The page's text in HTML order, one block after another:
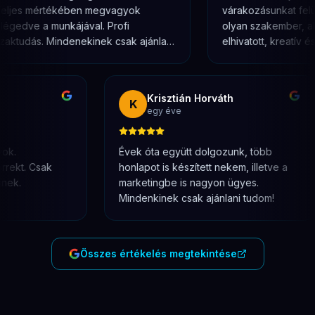
mértékében megvagyok
a munkájával. Profi
Mindenekinek csak ajánlani
várakozásunkat
olyan szakember,
elhivatott, kreatív és
pontosan érti, mire
Csak
K Krisztián Horváth
egy éve
Évek óta együtt dolgozunk, több
honlapot is készített nekem, illetve a
marketingbe is nagyon ügyes.
Mindenkinek csak ajánlani tudom!
Összes értékelés megtekintése